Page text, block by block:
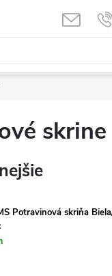
skrine
Potravinová skriňa